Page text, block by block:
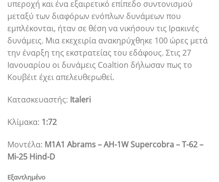
υπεροχή και ένα εξαιρετικό επίπεδο συντονισμού
μεταξύ των διαφόρων ενόπλων δυνάμεων που
εμπλέκονται, ήταν σε θέση να νικήσουν τις Ιρακινές
δυνάμεις. Μια εκεχειρία ανακηρύχθηκε 100 ώρες μετά
την έναρξη της εκστρατείας του εδάφους. Στις 27
Ιανουαρίου οι δυνάμεις Coaltion δήλωσαν πως το
Κουβέιτ έχει απελευθερωθεί.
Κατασκευαστής: Italeri
Κλίμακα: 1:72
Μοντέλα: M1A1 Abrams – AH-1W Supercobra – T-62 –
Mi-25 Hind-D
Εξαντλημένο